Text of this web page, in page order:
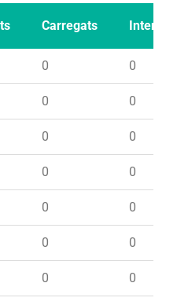
Carregats Intents
0 0
0 0
0 0
0 0
0 0
0 0
0 0